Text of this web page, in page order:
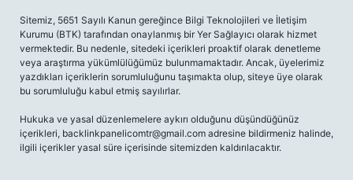
Sitemiz, 5651 Sayılı Kanun gereğince Bilgi Teknolojileri ve İletişim
Kurumu (BTK) tarafından onaylanmış bir Yer Sağlayıcı olarak hizmet
vermektedir. Bu nedenle, sitedeki içerikleri proaktif olarak denetleme
veya araştırma yükümlülüğümüz bulunmamaktadır. Ancak, üyelerimiz
yazdıkları içeriklerin sorumluluğunu taşımakta olup, siteye üye olarak
bu sorumluluğu kabul etmiş sayılırlar.
Hukuka ve yasal düzenlemelere aykırı olduğunu düşündüğünüz
içerikleri, backlinkpanelicomtr@gmail.com adresine bildirmeniz halinde,
ilgili içerikler yasal süre içerisinde sitemizden kaldırılacaktır.